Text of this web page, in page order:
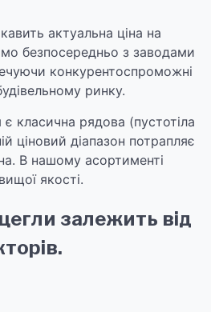
актуальна ціна на
безпосередньо з заводами
конкурентоспроможні
ринку.
класична рядова (пустотіла
ціновий діапазон потрапляє
В нашому асортименті
якості.
залежить від